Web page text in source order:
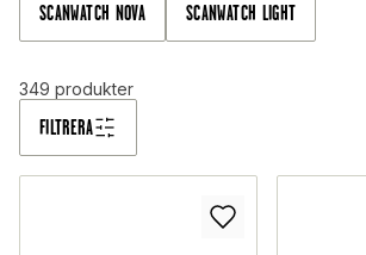
SCANWATCH NOVA SCANWATCH LIGHT
FILTRERA
349 produkter